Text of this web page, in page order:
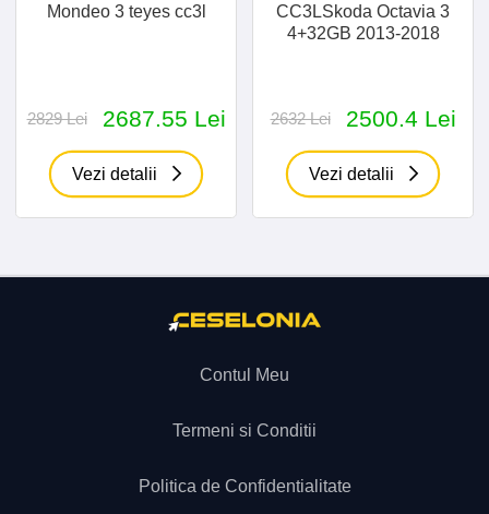
Mondeo 3 teyes cc3l
2829 Lei 2687.55 Lei
Vezi detalii
CC3LSkoda Octavia 3
4+32GB 2013-2018
2632 Lei 2500.4 Lei
Vezi detalii
Contul Meu
Termeni si Conditii
Politica de Confidentialitate